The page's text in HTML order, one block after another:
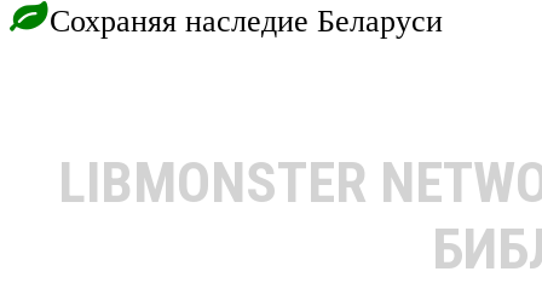
Сохраняя наследие Беларуси
LIBMONSTER